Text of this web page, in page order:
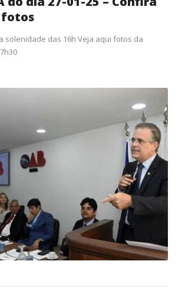
fotos
solenidade das 16h Veja aqui fotos da